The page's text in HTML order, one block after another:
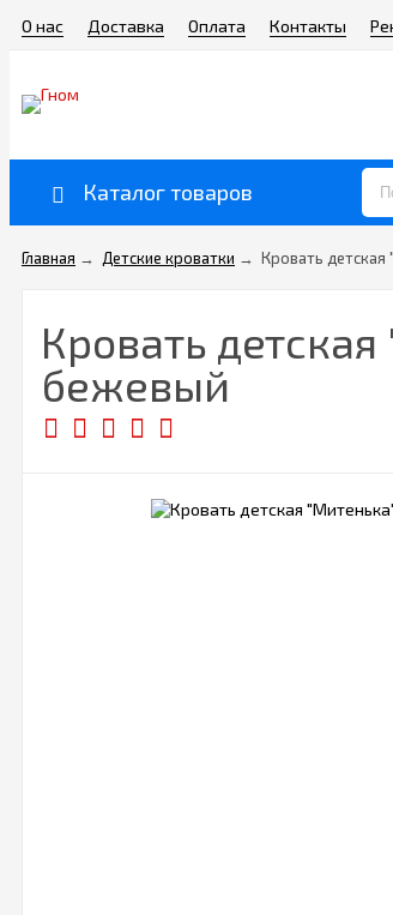
О нас Доставка Оплата Контакты
Каталог товаров
Главная → Детские кроватки → Кровать детская
Кровать
бежевый